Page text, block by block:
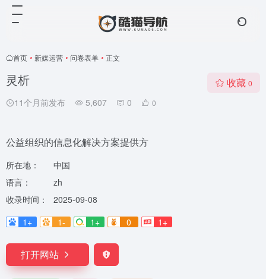
首页 • 新媒运营 • 问卷表单 • 正文
灵析
11个月前发布 5,607 0 0
收藏 0
公益组织的信息化解决方案提供方
所在地：
中国
语言：
zh
收录时间：
2025-09-08
1+
1- 1+ 0 1+
打开网站